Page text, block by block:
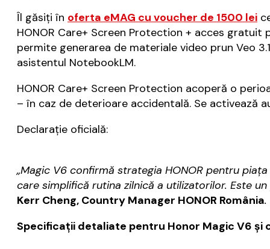
Îl găsiți în oferta eMAG cu voucher de 1500 lei
HONOR Care+ Screen Protection + acces gratuit
permite generarea de materiale video prun Veo
asistentul NotebookLM.
HONOR Care+ Screen Protection acoperă o
– în caz de deterioare accidentală. Se activează
Declarație oficială:
„Magic V6 confirmă strategia HONOR pentru
care simplifică rutina zilnică a utilizatorilor. Este
Kerr Cheng, Country Manager HONOR România.
Specificații detaliate pentru Honor Magic V6 și